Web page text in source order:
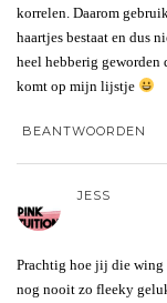
korrelen. Daarom
haartjes bestaat en dus
heel hebberig geworden
komt op mijn lijstje
BEANTWOORDEN
JESS
Prachtig hoe jij die
nog nooit zo fleeky